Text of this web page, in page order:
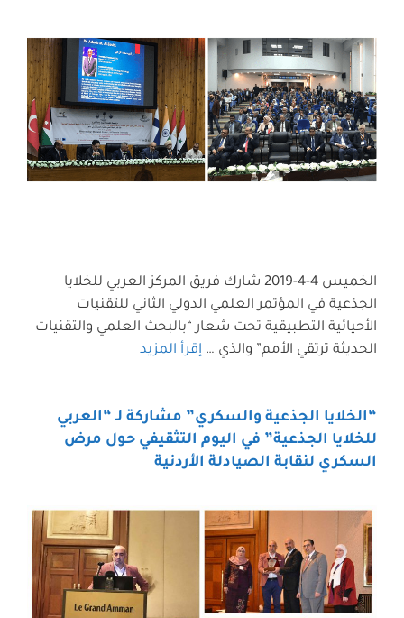
الخميس 4-4-2019 شارك فريق المركز العربي للخلايا
الجذعية في المؤتمر العلمي الدولي الثاني للتقنيات
الأحيائية التطبيقية تحت شعار “بالبحث العلمي والتقنيات
الحديثة ترتقي الأمم” والذي … إقرأ المزيد
“الخلايا الجذعية والسكري” مشاركة لـ “العربي
للخلايا الجذعية” في اليوم التثقيفي حول مرض
السكري لنقابة الصيادلة الأردنية